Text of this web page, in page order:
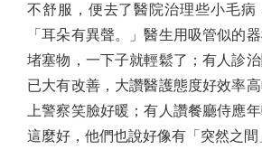
不舒服，便去了醫院治理些小毛病
「耳朵有異聲。」醫生用吸管似的
堵塞物，一下子就輕鬆了；有人診
已大有改善，大讚醫護態度好效率
上警察笑臉好暖；有人讚餐廳侍應
這麼好，他們也說好像有「突然之間